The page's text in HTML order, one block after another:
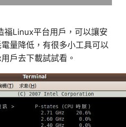
福Linux平台用戶，可以讓安
量降低，有很多小工具可以
戶去下載試試看。